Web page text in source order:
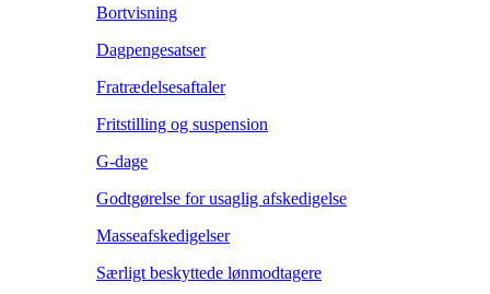
Bortvisning
Dagpengesatser
Fratrædelsesaftaler
Fritstilling og suspension
G-dage
Godtgørelse for usaglig afskedigelse
Masseafskedigelser
Særligt beskyttede lønmodtagere